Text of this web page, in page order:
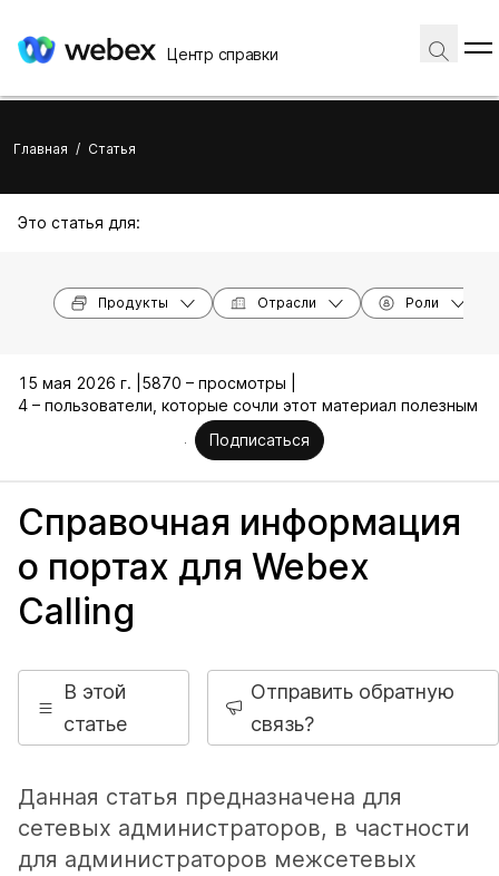
Центр справки
Главная / Статья
Это статья для:
Продукты Отрасли Роли
15 мая 2026 г. | 5870 – просмотры |
4 – пользователи, которые сочли этот материал полезным
Подписаться
Справочная информация
о портах для Webex
Calling
В этой
статье
Отправить обратную
связь?
Данная статья предназначена для
сетевых администраторов, в частности
для администраторов межсетевых